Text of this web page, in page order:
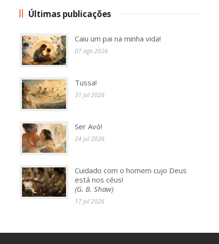
Últimas publicações
Caiu um pai na minha vida!
07 ago 2026
Tussa!
31 jul 2026
Ser Avó!
24 jul 2026
Cuidado com o homem cujo Deus
está nos céus!
(G. B. Shaw)
17 jul 2026